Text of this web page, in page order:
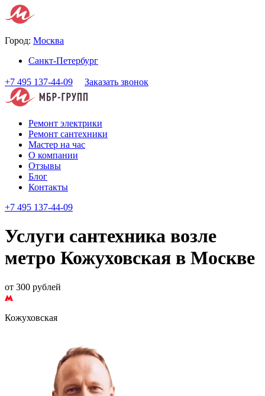
Город: Москва
Санкт-Петербург
+7 495 137-44-09 Заказать звонок
Ремонт электрики
Ремонт сантехники
Мастер на час
О компании
Отзывы
Блог
Контакты
+7 495 137-44-09
Услуги сантехника возле
метро Кожуховская в Москве
от 300 рублей
Кожуховская